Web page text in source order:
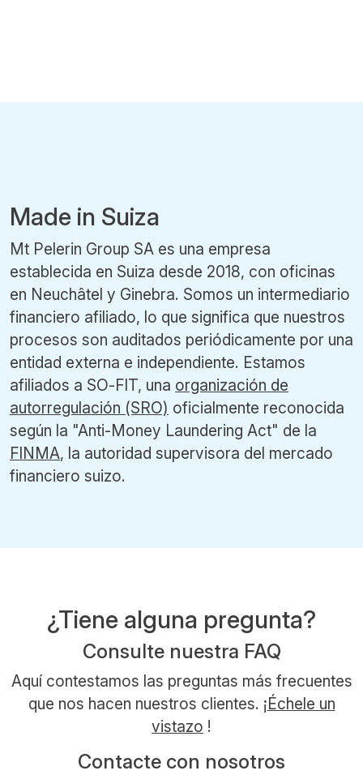
Made in Suiza
Mt Pelerin Group SA es una empresa
establecida en Suiza desde 2018, con oficinas
en Neuchâtel y Ginebra. Somos un intermediario
financiero afiliado, lo que significa que nuestros
procesos son auditados periódicamente por una
entidad externa e independiente. Estamos
afiliados a SO-FIT, una organización de
autorregulación (SRO) oficialmente reconocida
según la "Anti-Money Laundering Act" de la
FINMA, la autoridad supervisora del mercado
financiero suizo.
¿Tiene alguna pregunta?
Consulte nuestra FAQ
Aquí contestamos las preguntas más frecuentes
que nos hacen nuestros clientes. ¡Échele un
vistazo !
Contacte con nosotros